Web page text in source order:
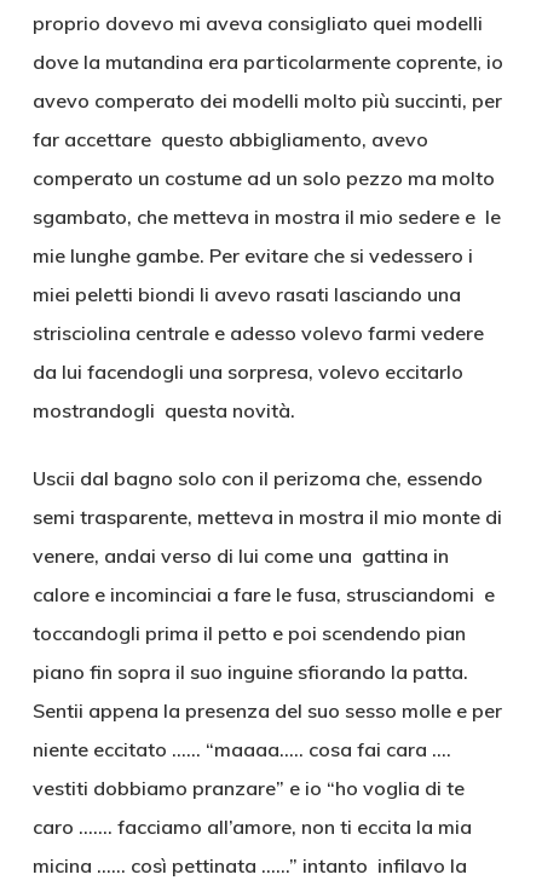
proprio dovevo mi aveva consigliato quei modelli
dove la mutandina era particolarmente coprente, io
avevo comperato dei modelli molto più succinti, per
far accettare questo abbigliamento, avevo
comperato un costume ad un solo pezzo ma molto
sgambato, che metteva in mostra il mio sedere e le
mie lunghe gambe. Per evitare che si vedessero i
miei peletti biondi li avevo rasati lasciando una
strisciolina centrale e adesso volevo farmi vedere
da lui facendogli una sorpresa, volevo eccitarlo
mostrandogli questa novità.
Uscii dal bagno solo con il perizoma che, essendo
semi trasparente, metteva in mostra il mio monte di
venere, andai verso di lui come una gattina in
calore e incominciai a fare le fusa, strusciandomi e
toccandogli prima il petto e poi scendendo pian
piano fin sopra il suo inguine sfiorando la patta.
Sentii appena la presenza del suo sesso molle e per
niente eccitato …… “maaaa….. cosa fai cara ….
vestiti dobbiamo pranzare” e io “ho voglia di te
caro ……. facciamo all’amore, non ti eccita la mia
micina …… così pettinata ……” intanto infilavo la